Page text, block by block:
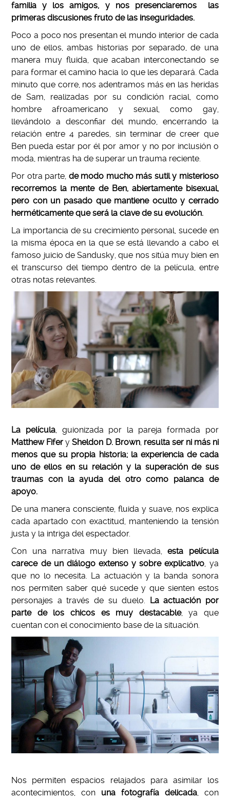
familia y los amigos, y nos presenciaremos las
primeras discusiones fruto de las inseguridades.
Poco a poco nos presentan el mundo interior de cada
uno de ellos, ambas historias por separado, de una
manera muy fluida, que acaban interconectando se
para formar el camino hacia lo que les deparará. Cada
minuto que corre, nos adentramos más en las heridas
de Sam, realizadas por su condición racial, como
hombre afroamericano y sexual, como gay,
llevándolo a desconfiar del mundo, encerrando la
relación entre 4 paredes, sin terminar de creer que
Ben pueda estar por él por amor y no por inclusión o
moda, mientras ha de superar un trauma reciente.
Por otra parte, de modo mucho más sutil y misterioso
recorremos la mente de Ben, abiertamente bisexual,
pero con un pasado que mantiene oculto y cerrado
herméticamente que será la clave de su evolución.
La importancia de su crecimiento personal, sucede en
la misma época en la que se está llevando a cabo el
famoso juicio de Sandusky, que nos sitúa muy bien en
el transcurso del tiempo dentro de la película, entre
otras notas relevantes.
La película, guionizada por la pareja formada por
Matthew Fifer ySheldon D. Brown, resulta ser ni más ni
menos que su propia historia; la experiencia de cada
uno de ellos en su relación y la superación de sus
traumas con la ayuda del otro como palanca de
apoyo.
De una manera consciente, fluida y suave, nos explica
cada apartado con exactitud, manteniendo la tensión
justa y la intriga del espectador.
Con una narrativa muy bien llevada,esta película
carece de un diálogo extenso y sobre explicativo, ya
que no lo necesita. La actuación y la banda sonora
nos permiten saber qué sucede y que sienten estos
personajes a través de su duelo.
La actuación por
parte de los chicos es muy destacable, ya que
cuentan con el conocimiento base de la situación.
Nos permiten espacios relajados para asimilar los
acontecimientos, con una fotografía delicada, con